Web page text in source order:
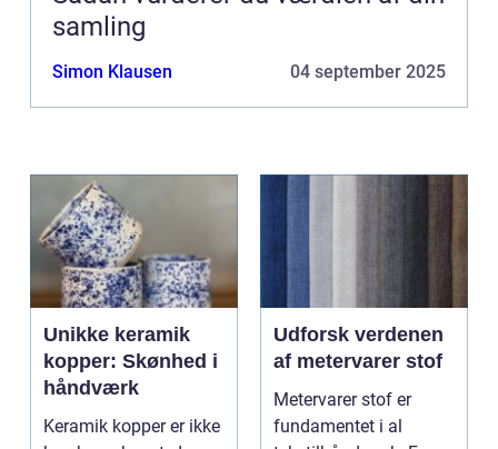
samling
Simon Klausen 04 september 2025
Unikke keramik
kopper: Skønhed i
håndværk
Keramik kopper er ikke
Udforsk verdenen
af metervarer stof
Metervarer stof er
fundamentet i al